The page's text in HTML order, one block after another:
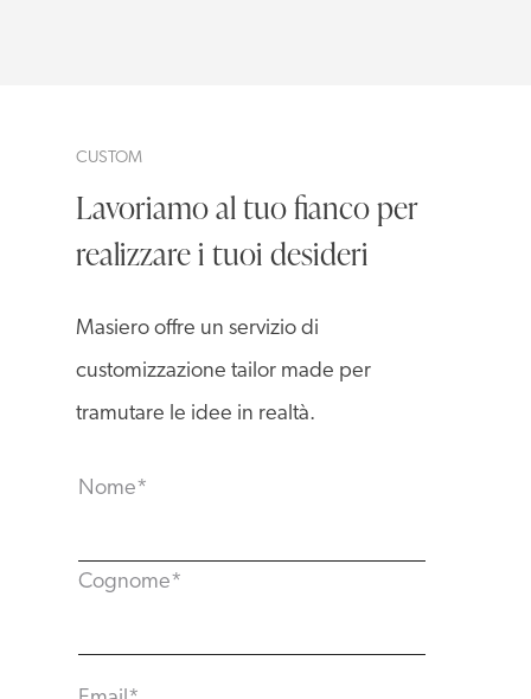
CUSTOM
Lavoriamo al tuo fianco per
realizzare i tuoi desideri
Masiero offre un servizio di
customizzazione tailor made per
tramutare le idee in realtà.
Nome*
Cognome*